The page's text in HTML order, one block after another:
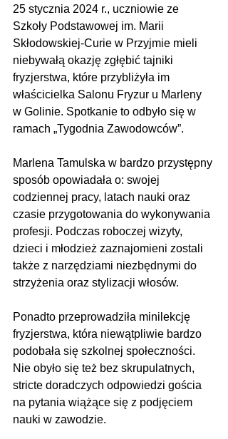
25 stycznia 2024 r., uczniowie ze
Szkoły Podstawowej im. Marii
Skłodowskiej-Curie w Przyjmie mieli
niebywałą okazję zgłębić tajniki
fryzjerstwa, które przybliżyła im
właścicielka Salonu Fryzur u Marleny
w Golinie. Spotkanie to odbyło się w
ramach „Tygodnia Zawodowców”.
Marlena Tamulska w bardzo przystępny
sposób opowiadała o: swojej
codziennej pracy, latach nauki oraz
czasie przygotowania do wykonywania
profesji. Podczas roboczej wizyty,
dzieci i młodzież zaznajomieni zostali
także z narzędziami niezbędnymi do
strzyżenia oraz stylizacji włosów.
Ponadto przeprowadziła minilekcję
fryzjerstwa, która niewątpliwie bardzo
podobała się szkolnej społeczności.
Nie obyło się też bez skrupulatnych,
stricte doradczych odpowiedzi gościa
na pytania wiążące się z podjęciem
nauki w zawodzie.